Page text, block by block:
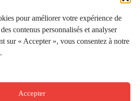
pour améliorer votre expérience de
contenus personnalisés et analyser
sur « Accepter », vous consentez à notre
Accepter
Courrier